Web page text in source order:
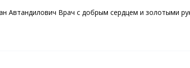
Автандилович Врач с добрым сердцем и золотыми